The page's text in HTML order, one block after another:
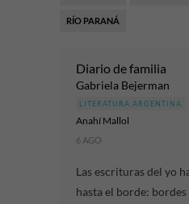
RÍO PARANÁ
Diario de familia
Gabriela Bejerman
LITERATURA ARGENTINA
Anahí Mallol
6 AGO
Las escrituras del yo
hasta el borde: